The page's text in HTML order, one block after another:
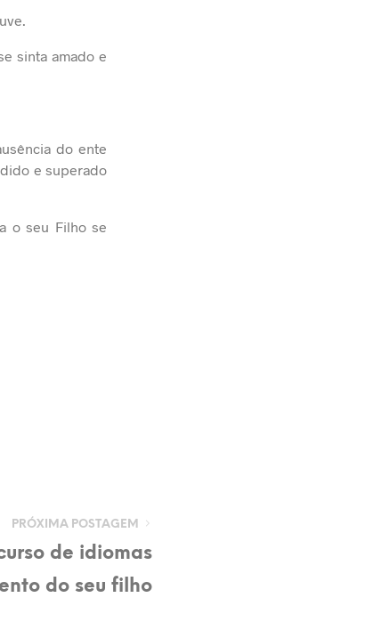
sinta amado e
do ente
e superado
o seu Filho se
PRÓXIMA POSTAGEM
de idiomas
do seu filho